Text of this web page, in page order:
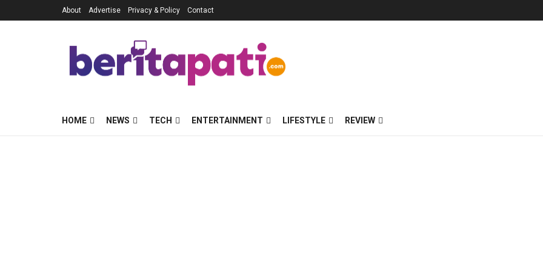
About Advertise Privacy & Policy Contact
HOME NEWS TECH ENTERTAINMENT LIFESTYLE REVIEW